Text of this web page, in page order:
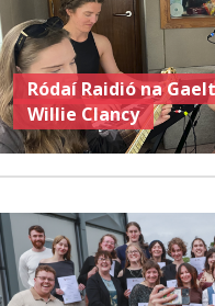
Ródaí Raidió na
Willie Clancy